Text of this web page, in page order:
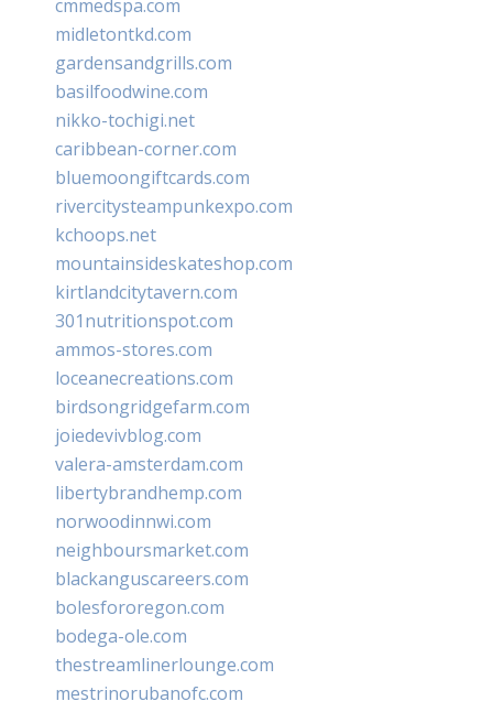
cmmedspa.com
midletontkd.com
gardensandgrills.com
basilfoodwine.com
nikko-tochigi.net
caribbean-corner.com
bluemoongiftcards.com
rivercitysteampunkexpo.com
kchoops.net
mountainsideskateshop.com
kirtlandcitytavern.com
301nutritionspot.com
ammos-stores.com
loceanecreations.com
birdsongridgefarm.com
joiedevivblog.com
valera-amsterdam.com
libertybrandhemp.com
norwoodinnwi.com
neighboursmarket.com
blackanguscareers.com
bolesfororegon.com
bodega-ole.com
thestreamlinerlounge.com
mestrinorubanofc.com